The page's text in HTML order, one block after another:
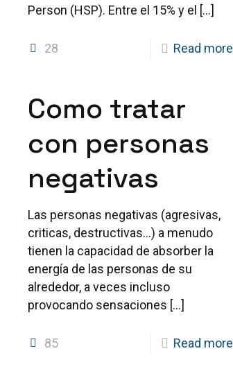
Person (HSP). Entre el 15% y el […]
28 Read more
Como tratar
con personas
negativas
Las personas negativas (agresivas,
criticas, destructivas…) a menudo
tienen la capacidad de absorber la
energía de las personas de su
alrededor, a veces incluso
provocando sensaciones […]
85 Read more